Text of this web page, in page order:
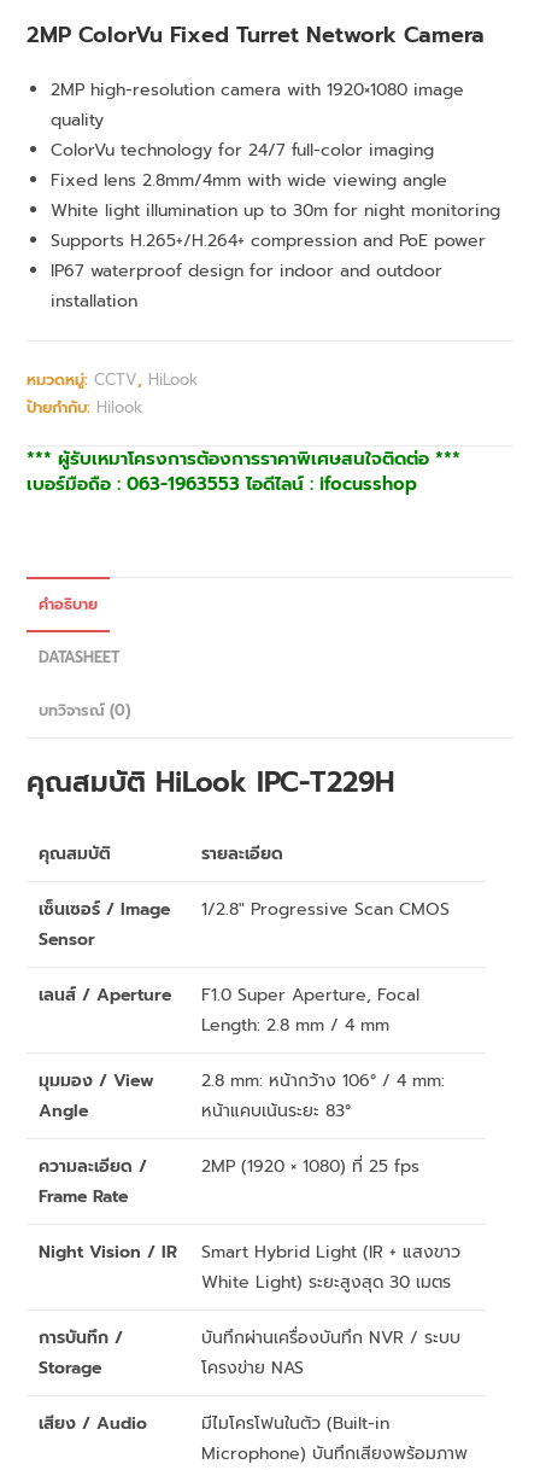
2MP ColorVu Fixed Turret Network Camera
2MP high-resolution camera with 1920×1080 image
quality
ColorVu technology for 24/7 full-color imaging
Fixed lens 2.8mm/4mm with wide viewing angle
White light illumination up to 30m for night monitoring
Supports H.265+/H.264+ compression and PoE power
IP67 waterproof design for indoor and outdoor
installation
หมวดหมู่:CCTV, HiLook
ป้ายกำกับ: Hilook
*** ผู้รับเหมาโครงการต้องการราคาพิเศษสนใจติดต่อ ***
เบอร์มือถือ : 063-1963553 ไอดีไลน์ : ifocusshop
คำอธิบาย
DATASHEET
บทวิจารณ์ (0)
คุณสมบัติ HiLook IPC-T229H
คุณสมบัติ รายละเอียด
เซ็นเซอร์ / Image
Sensor
1/2.8″ Progressive Scan CMOS
เลนส์ / Aperture
F1.0 Super Aperture, Focal
Length: 2.8 mm / 4 mm
มุมมอง / View
Angle
2.8 mm: หน้ากว้าง 106° / 4 mm:
หน้าแคบเน้นระยะ 83°
ความละเอียด /
Frame Rate
2MP (1920 × 1080) ที่ 25 fps
Night Vision / IR
Smart Hybrid Light (IR + แสงขาว
White Light) ระยะสูงสุด 30 เมตร
การบันทึก /
Storage
บันทึกผ่านเครื่องบันทึก NVR / ระบบ
โครงข่าย NAS
เสียง / Audio
มีไมโครโฟนในตัว (Built-in
Microphone) บันทึกเสียงพร้อมภาพ